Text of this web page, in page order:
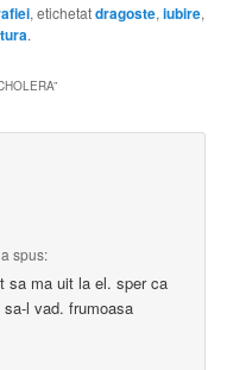
, etichetatdragoste,iubire,
.
”
a spus:
sa ma uit la el. sper ca
l vad. frumoasa